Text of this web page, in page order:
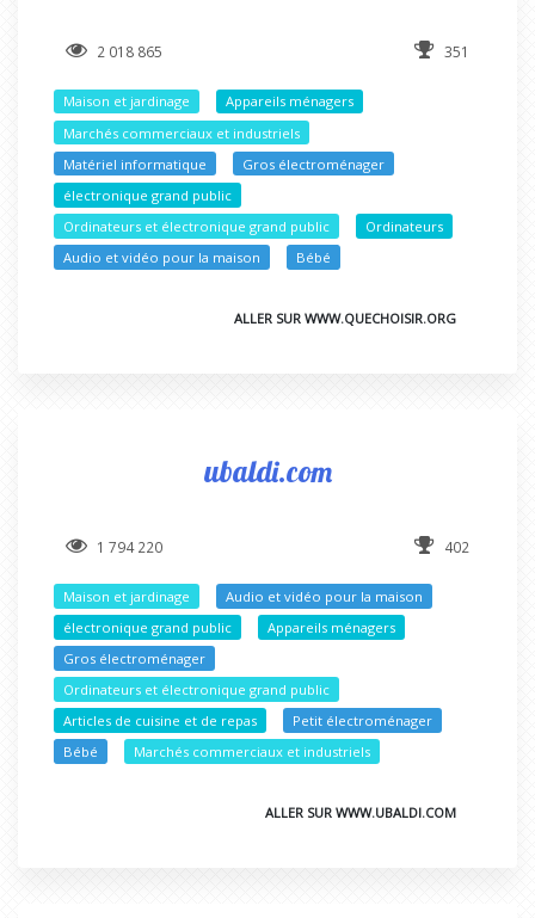
2 018 865 351
Maison et jardinage
Appareils ménagers
Marchés commerciaux et industriels
Matériel informatique
Gros électroménager
électronique grand public
Ordinateurs et électronique grand public
Ordinateurs
Audio et vidéo pour la maison
Bébé
ALLER SUR WWW.QUECHOISIR.ORG
ubaldi.com
1 794 220 402
Maison et jardinage
Audio et vidéo pour la maison
électronique grand public
Appareils ménagers
Gros électroménager
Ordinateurs et électronique grand public
Articles de cuisine et de repas
Petit électroménager
Bébé
Marchés commerciaux et industriels
ALLER SUR WWW.UBALDI.COM